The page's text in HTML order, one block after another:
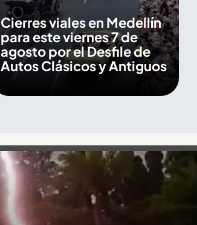
Cierres viales en Medellín
para este viernes 7 de
agosto por el Desfile de
Autos Clásicos y Antiguos